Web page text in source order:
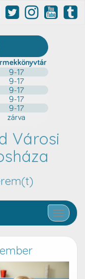
Városi
Toggle